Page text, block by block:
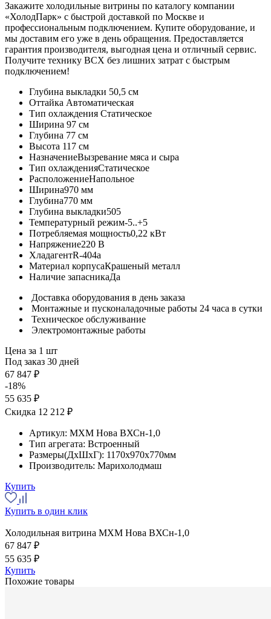
Закажите холодильные витрины по каталогу компании
«ХолодПарк» с быстрой доставкой по Москве и
профессиональным подключением. Купите оборудование, и
мы доставим его уже в день обращения. Предоставляется
гарантия производителя, выгодная цена и отличный сервис.
Получите технику ВСХ без лишних затрат с быстрым
подключением!
Глубина выкладки 50,5 см
Оттайка Автоматическая
Тип охлаждения Статическое
Ширина 97 см
Глубина 77 см
Высота 117 см
НазначениеВызревание мяса и сыра
Тип охлажденияСтатическое
РасположениеНапольное
Ширина970 мм
Глубина770 мм
Глубина выкладки505
Температурный режим-5..+5
Потребляемая мощность0,22 кВт
Напряжение220 В
ХладагентR-404a
Материал корпусаКрашеный металл
Наличие запасникаДа
Доставка оборудования в день заказа
Монтажные и пусконаладочные работы 24 часа в сутки
Техническое обслуживание
Электромонтажные работы
Цена за 1 шт
Под заказ 30 дней
67 847 ₽
-18%
55 635 ₽
Скидка 12 212 ₽
Артикул: МХМ Нова ВХСн-1,0
Тип агрегата: Встроенный
Размеры(ДхШхГ): 1170x970x770мм
Производитель: Марихолодмаш
Купить
Купить в один клик
Холодильная витрина МХМ Нова ВХСн-1,0
67 847 ₽
55 635 ₽
Купить
Похожие товары